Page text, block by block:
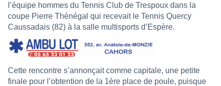
l’équipe hommes du Tennis Club de Trespoux dans la
coupe Pierre Thénégal qui recevait le Tennis Quercy
Caussadais (82) à la salle multisports d’Espère.
Cette rencontre s’annonçait comme capitale, une petite
finale pour l’obtention de la 1ère place de poule, puisque